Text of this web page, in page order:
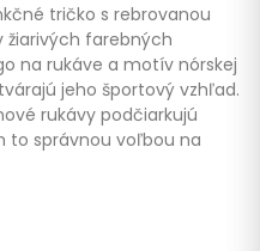
tričko s rebrovanou
žiarivých farebných
na rukáve a motív nórskej
jeho športový vzhľad.
rukávy podčiarkujú
to správnou voľbou na